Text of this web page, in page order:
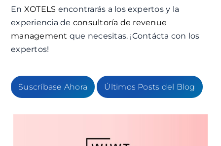
En XOTELS encontrarás a los expertos y la
experiencia de consultoría de revenue
management que necesitas. ¡Contácta con los
expertos!
Suscríbase Ahora Últimos Posts del Blog